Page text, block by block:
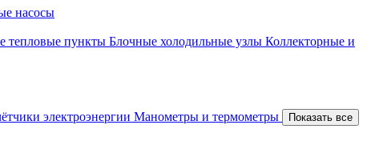
насосы
тепловые пункты Блочные холодильные узлы Коллекторные и
электроэнергии Манометры и термометры Показать все